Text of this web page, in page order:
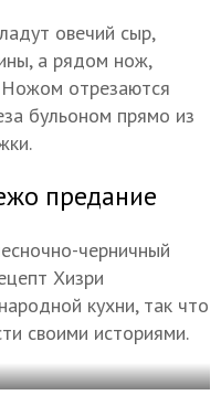
овечий сыр,
а рядом нож,
Ножом отрезаются
бульоном прямо из
предание
черничный
Хизри
кухни, так что
своими историями.